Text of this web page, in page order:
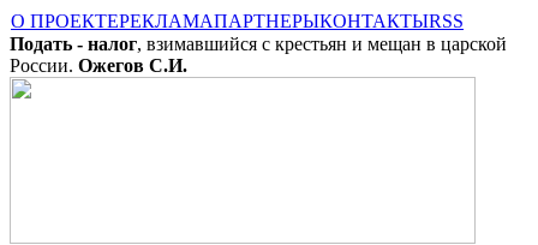
О ПРОЕКТЕРЕКЛАМАПАРТНЕРЫКОНТАКТЫRSS
Подать - налог, взимавшийся с крестьян и мещан в царской
России. Ожегов С.И.